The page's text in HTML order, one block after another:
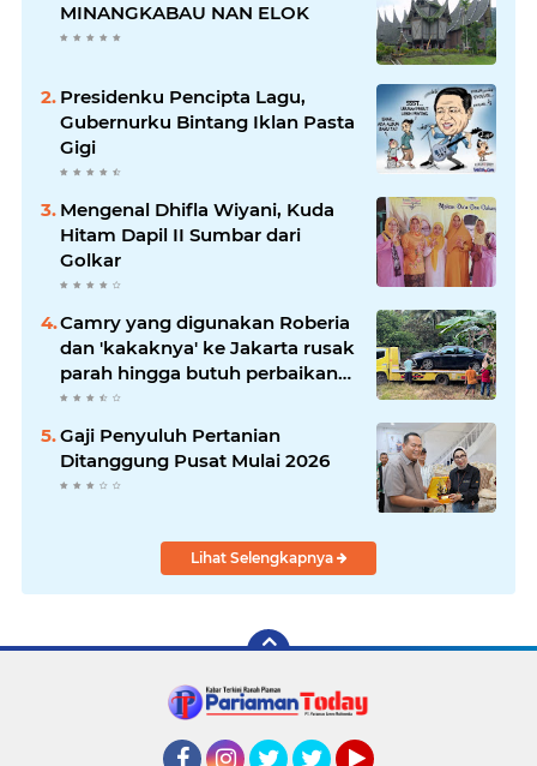
MINANGKABAU NAN ELOK
Presidenku Pencipta Lagu,
Gubernurku Bintang Iklan Pasta
Gigi
Mengenal Dhifla Wiyani, Kuda
Hitam Dapil II Sumbar dari
Golkar
Camry yang digunakan Roberia
dan 'kakaknya' ke Jakarta rusak
parah hingga butuh perbaikan
200 juta
Gaji Penyuluh Pertanian
Ditanggung Pusat Mulai 2026
Lihat Selengkapnya